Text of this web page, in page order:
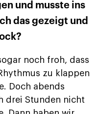
und musste ins
das gezeigt und
noch froh, dass
zu klappen
Doch abends
drei Stunden nicht